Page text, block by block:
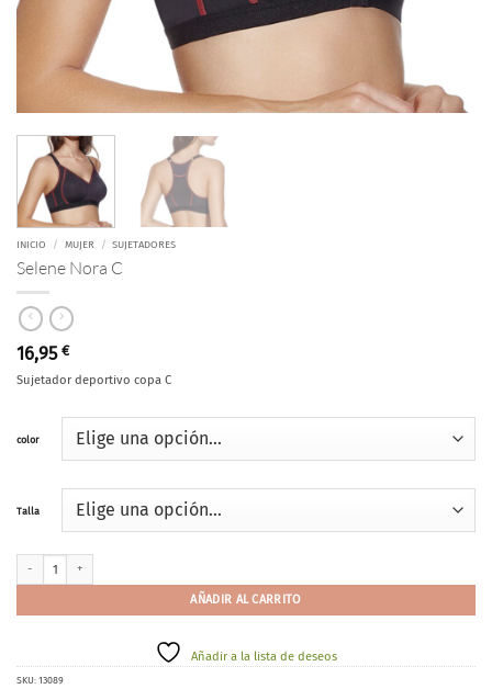
INICIO / MUJER / SUJETADORES
Selene Nora C
16,95 €
Sujetador deportivo copa C
color
Talla
AÑADIR AL CARRITO
Añadir a la lista de deseos
SKU: 13089